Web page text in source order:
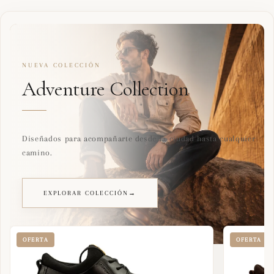
NUEVA COLECCIÓN
Adventure Collection
Diseñados para acompañarte desde la ciudad hasta cualquier
camino.
EXPLORAR COLECCIÓN →
OFERTA OFERTA